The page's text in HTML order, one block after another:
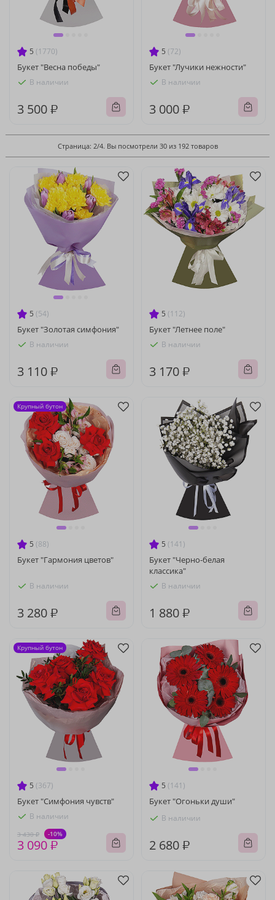
5 (1770)
Букет "Весна победы"
В наличии
3 500 ₽
5 (72)
Букет "Лучики нежности"
В наличии
3 000 ₽
Страница: 2/4. Вы посмотрели 30 из 192 товаров
5 (54)
Букет "Золотая симфония"
В наличии
3 110 ₽
5 (112)
Букет "Летнее поле"
В наличии
3 170 ₽
5 (88)
Букет "Гармония цветов"
В наличии
3 280 ₽
Крупный бутон
5 (141)
Букет "Черно-белая
классика"
В наличии
1 880 ₽
5 (367)
Букет "Симфония чувств"
В наличии
3 430 ₽ -10%
3 090 ₽
Крупный бутон
5 (141)
Букет "Огоньки души"
В наличии
2 680 ₽